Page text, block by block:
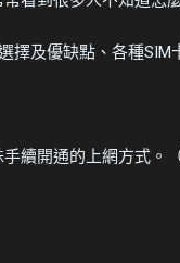
擇及優缺點、各種
續開通的上網方式。